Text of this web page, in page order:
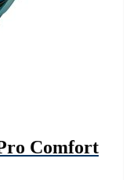
Comfort